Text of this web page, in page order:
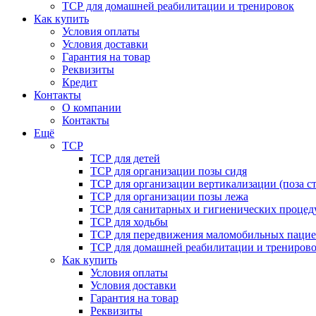
ТСР для домашней реабилитации и тренировок
Как купить
Условия оплаты
Условия доставки
Гарантия на товар
Реквизиты
Кредит
Контакты
О компании
Контакты
Ещё
ТСР
ТСР для детей
ТСР для организации позы сидя
ТСР для организации вертикализации (поза
ТСР для организации позы лежа
ТСР для санитарных и гигиенических
ТСР для ходьбы
ТСР для передвижения маломобильных
ТСР для домашней реабилитации и
Как купить
Условия оплаты
Условия доставки
Гарантия на товар
Реквизиты